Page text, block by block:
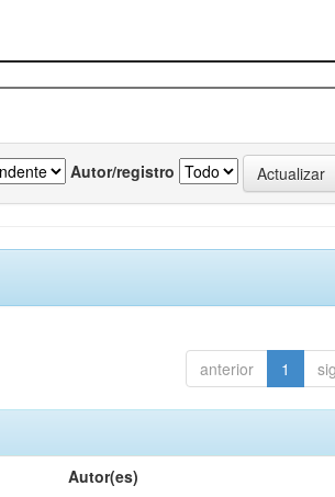
Autor/registro
anterior 1
Autor(es)